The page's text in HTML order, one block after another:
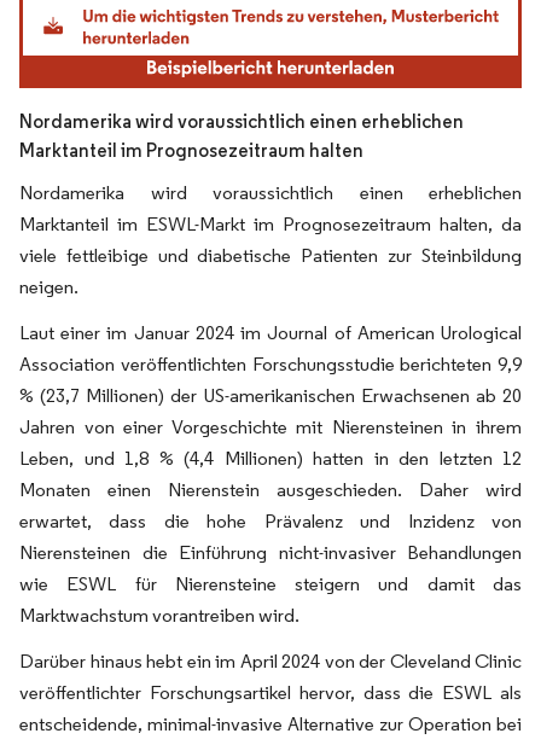
Nordamerika wird voraussichtlich einen erheblichen
Marktanteil im Prognosezeitraum halten
Nordamerika wird voraussichtlich einen erheblichen
Marktanteil im ESWL-Markt im Prognosezeitraum halten, da
viele fettleibige und diabetische Patienten zur Steinbildung
neigen.
Laut einer im Januar 2024 im Journal of American Urological
Association veröffentlichten Forschungsstudie berichteten 9,9
% (23,7 Millionen) der US-amerikanischen Erwachsenen ab 20
Jahren von einer Vorgeschichte mit Nierensteinen in ihrem
Leben, und 1,8 % (4,4 Millionen) hatten in den letzten 12
Monaten einen Nierenstein ausgeschieden. Daher wird
erwartet, dass die hohe Prävalenz und Inzidenz von
Nierensteinen die Einführung nicht-invasiver Behandlungen
wie ESWL für Nierensteine steigern und damit das
Marktwachstum vorantreiben wird.
Darüber hinaus hebt ein im April 2024 von der Cleveland Clinic
veröffentlichter Forschungsartikel hervor, dass die ESWL als
entscheidende, minimal-invasive Alternative zur Operation bei